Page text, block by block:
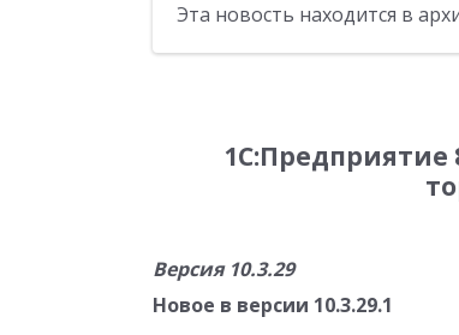
Эта новость находится в
1С:Предприятие
Версия 10.3.29
Новое в версии 10.3.29.1